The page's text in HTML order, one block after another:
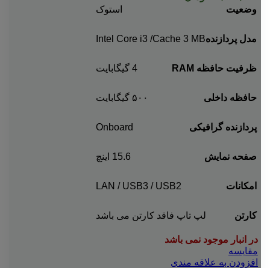
وضعیت
استوک
مدل پردازندهIntel Core i3 /Cache 3 MB
ظرفیت حافظه RAM 4 گیگابایت
حافظه داخلی ۵۰۰ گیگابایت
پردازنده گرافیکی
صفحه نمایش 15.6 اینچ
امکانات LAN / USB3 / USB2
کارتن لپ تاپ فاقد کارتن می باشد
در انبار موجود نمی باشد
مقایسه
افزودن به علاقه مندی